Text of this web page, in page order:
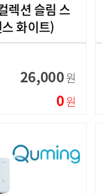
렉션 슬림 스
화이트)
26,000원
0원